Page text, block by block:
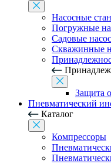
Насосные
Погружные
Садовые
Скважинные
Защита
Пневматический
Каталог
Компрессоры